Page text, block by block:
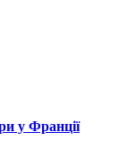
у Франції